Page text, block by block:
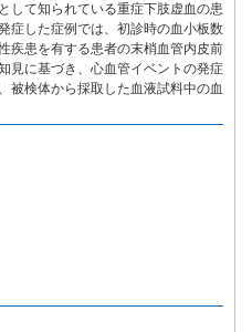
して知られている重症下肢虚血の患
症した症例では、初診時の血小板数
疾患を有する患者の末梢血管内皮前
見に基づき、心血管イベントの発症
被検体から採取した血液試料中の血